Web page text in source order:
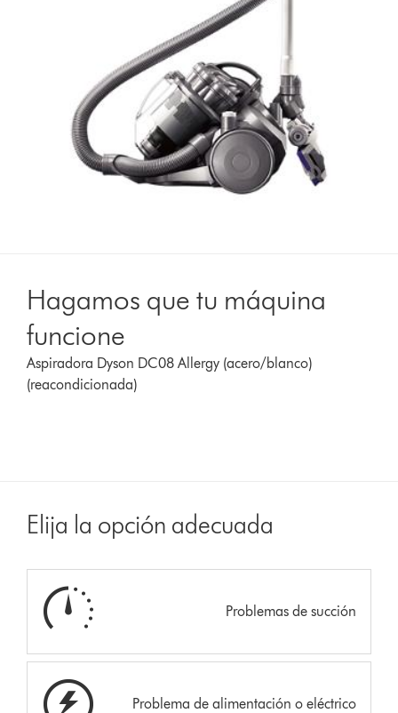
Hagamos que tu máquina
funcione
Aspiradora Dyson DC08 Allergy (acero/blanco)
(reacondicionada)
Elija la opción adecuada
Problemas de succión
Problema de alimentación o eléctrico